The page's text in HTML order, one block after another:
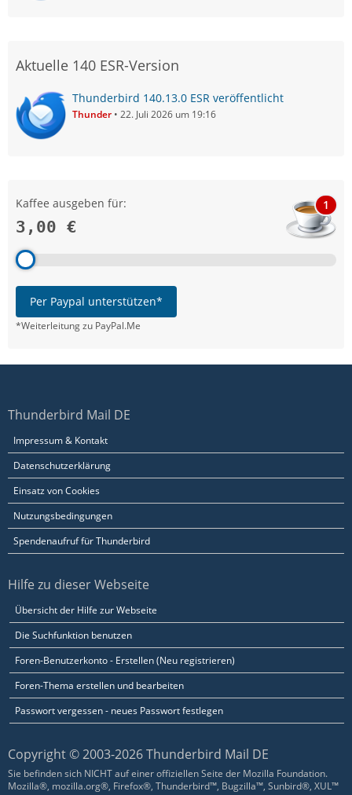
Aktuelle 140 ESR-Version
Thunderbird 140.13.0 ESR veröffentlicht
Thunder 22. Juli 2026 um 19:16
Kaffee ausgeben für:
3,00 €
1
Per Paypal unterstützen*
*Weiterleitung zu PayPal.Me
Thunderbird Mail DE
Impressum & Kontakt
Datenschutzerklärung
Einsatz von Cookies
Nutzungsbedingungen
Spendenaufruf für Thunderbird
Hilfe zu dieser Webseite
Übersicht der Hilfe zur Webseite
Die Suchfunktion benutzen
Foren-Benutzerkonto - Erstellen (Neu registrieren)
Foren-Thema erstellen und bearbeiten
Passwort vergessen - neues Passwort festlegen
Copyright © 2003-2026 Thunderbird Mail DE
Sie befinden sich NICHT auf einer offiziellen Seite der Mozilla Foundation.
Mozilla®, mozilla.org®, Firefox®, Thunderbird™, Bugzilla™, Sunbird®, XUL™